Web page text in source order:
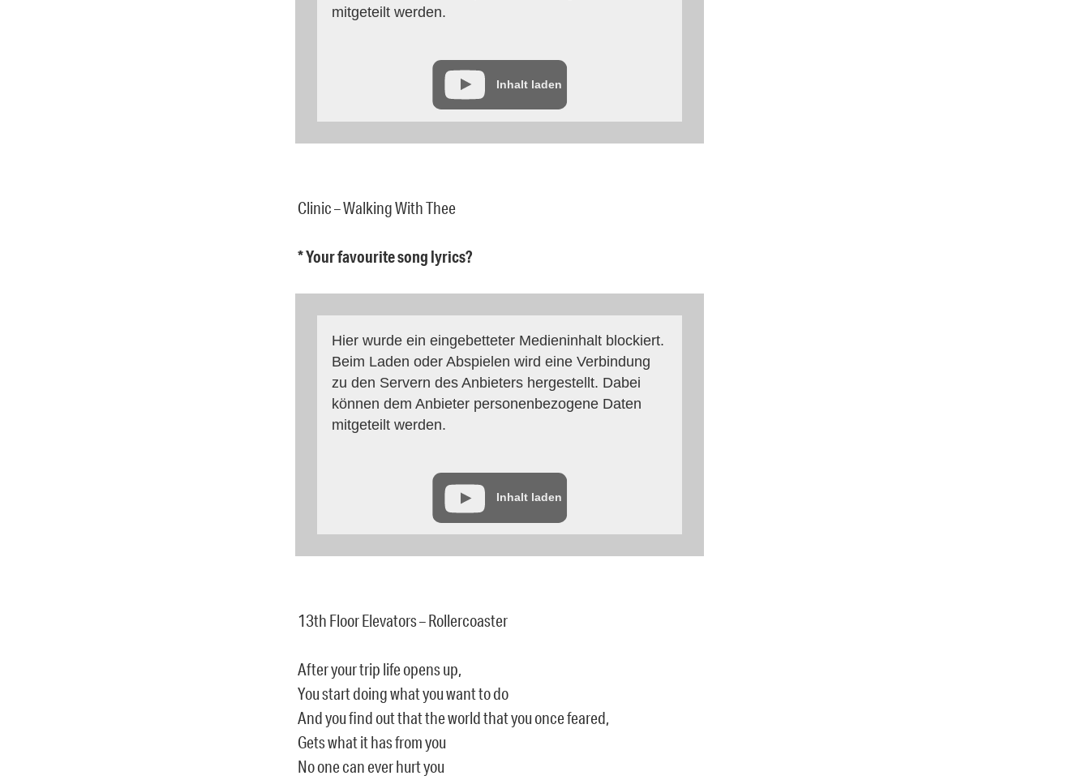
mitgeteilt werden.
Inhalt laden
Clinic – Walking With Thee
* Your favourite song lyrics?
Hier wurde ein eingebetteter Medieninhalt blockiert.
Beim Laden oder Abspielen wird eine Verbindung
zu den Servern des Anbieters hergestellt. Dabei
können dem Anbieter personenbezogene Daten
mitgeteilt werden.
Inhalt laden
13th Floor Elevators – Rollercoaster
After your trip life opens up,
You start doing what you want to do
And you find out that the world that you once feared,
Gets what it has from you
No one can ever hurt you